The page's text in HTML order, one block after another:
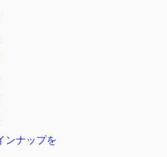
ナップを